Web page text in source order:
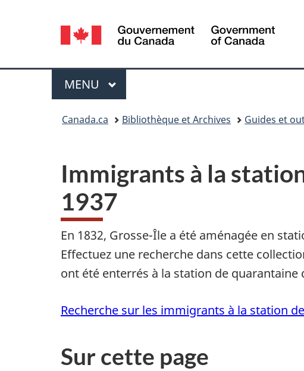
Sélection
de
la
langue
Menu
MENU PRINCIPAL
Canada.ca Bibliothèque et Archives Guides et
Immigrants à la
1937
En 1832, Grosse-Île a été aménagée en
Effectuez une recherche dans cette
ont été enterrés à la station de quarantaine
Recherche sur les immigrants à la station
Sur cette page